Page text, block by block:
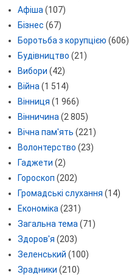
Афіша (107)
Бізнес (67)
Боротьба з корупцією (606)
Будівництво (21)
Вибори (42)
Війна (1 514)
Вінниця (1 966)
Вінничина (2 805)
Вічна пам'ять (221)
Волонтерство (23)
Гаджети (2)
Гороскоп (202)
Громадські слухання (14)
Економіка (231)
Загальна тема (71)
Здоров'я (203)
Зеленський (100)
Зрадники (210)